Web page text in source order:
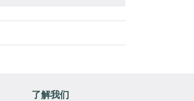
了解我们